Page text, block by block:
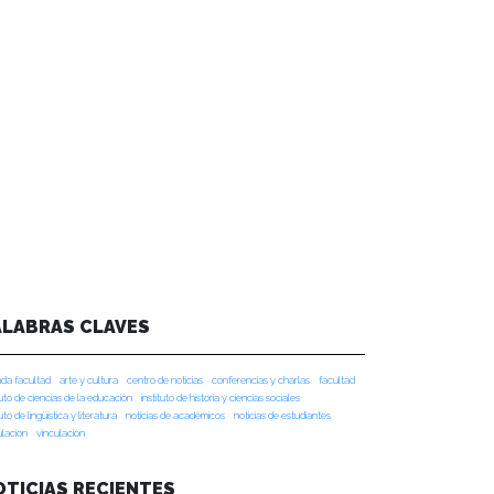
CLAVES
facultad arte y cultura centro de noticias conferencias y charlas
facultad
de ciencias de la educación
instituto de historia y ciencias sociales
de lingüística y literatura
noticias de académicos
noticias de estudiantes
vinculación
RECIENTES